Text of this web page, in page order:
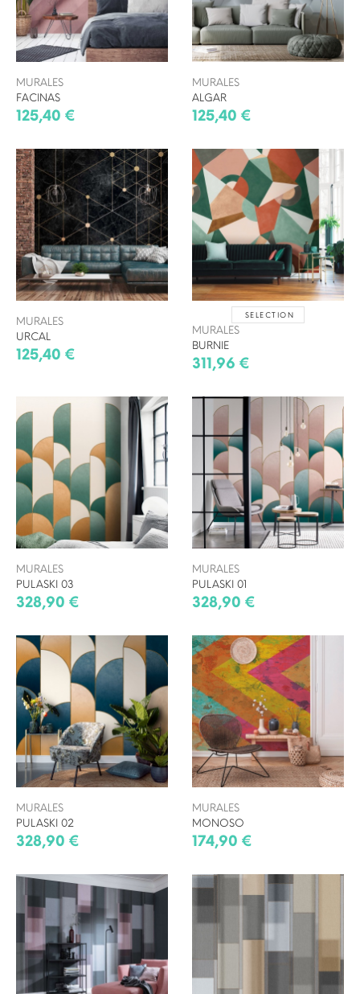
MURALES
FACINAS
125,40 €
MURALES
ALGAR
125,40 €
MURALES
URCAL
125,40 €
SELECTION
MURALES
BURNIE
311,96 €
MURALES
PULASKI 03
328,90 €
MURALES
PULASKI 01
328,90 €
MURALES
PULASKI 02
328,90 €
MURALES
MONOSO
174,90 €